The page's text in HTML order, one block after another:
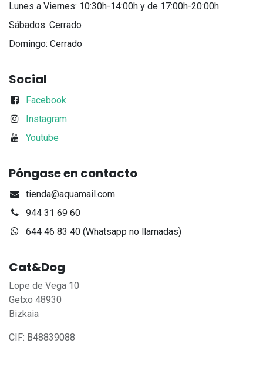
Lunes a Viernes: 10:30h-14:00h y de 17:00h-20:00h
Sábados: Cerrado
Domingo: Cerrado
Social
Facebook
Instagram
Youtube
Póngase en contacto
tienda@aquamail.com
944 31 69 60
644 46 83 40 (Whatsapp no llamadas)
Cat&Dog
Lope de Vega 10
Getxo 48930
Bizkaia
CIF: B48839088